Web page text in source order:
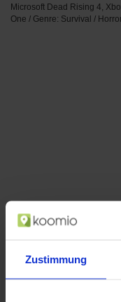
Zustimmung
Microsoft Dead Rising 4,
One / Genre: Survival /